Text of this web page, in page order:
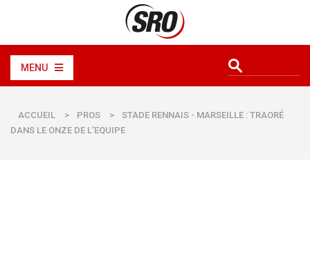
MENU
ACCUEIL > PROS >
STADE RENNAIS - MARSEILLE : TRAORÉ
DANS LE ONZE DE L’EQUIPE